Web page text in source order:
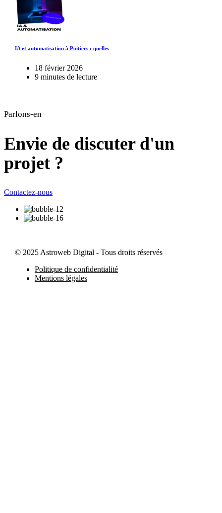
IA et automatisation à Poitiers : quelles
18 février 2026
9 minutes de lecture
Parlons-en
Envie de discuter d'un
projet ?
Contactez-nous
© 2025 Astroweb Digital - Tous droits réservés
Politique de confidentialité
Mentions légales